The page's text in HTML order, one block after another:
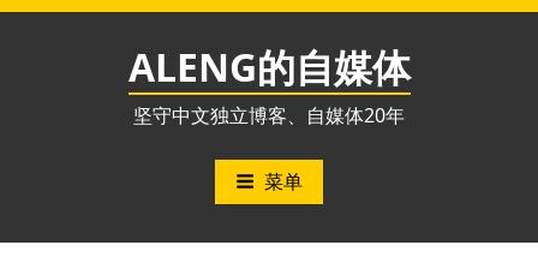
跳
ALENG的自媒体
坚守中文独立博客、自媒体20年
菜单